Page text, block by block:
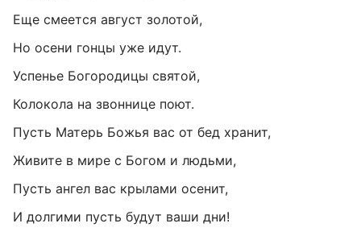
Еще смеется август золотой,
Но осени гонцы уже идут.
Успенье Богородицы святой,
Колокола на звоннице поют.
Пусть Матерь Божья вас от бед хранит,
Живите в мире с Богом и людьми,
Пусть ангел вас крылами осенит,
И долгими пусть будут ваши дни!